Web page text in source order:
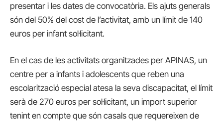
presentar i les dates de convocatòria. Els ajuts generals
són del 50% del cost de l’activitat, amb un límit de 140
euros per infant sol·licitant.
En el cas de les activitats organitzades per APINAS, un
centre per a infants i adolescents que reben una
escolarització especial atesa la seva discapacitat, el límit
serà de 270 euros per sol·licitant, un import superior
tenint en compte que són casals que requereixen de